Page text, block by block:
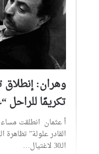
وهران: إنطلاق
تكريمًا للراحل
أ عثمان انطلقت
القادر علولة”
الـ30 لاغتيال…